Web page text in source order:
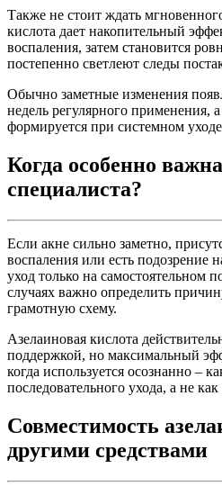
Также не стоит ждать
кислота дает накопительный
воспаления, затем становится
постепенно светлеют следы
Обычно заметные изменения
недель регулярного применения,
формируется при системном
Когда особенно
специалиста?
Если акне сильно заметно,
воспаления или есть подозрение
уход только на самостоятельном
случаях важно определить
грамотную схему.
Азелаиновая кислота
поддержкой, но максимальный
когда используется осознанно –
последовательного ухода, а не
Совместимость
другими средствами